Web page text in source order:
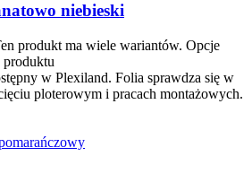
niebieski
produkt ma wiele wariantów. Opcje
produktu
w Plexiland. Folia sprawdza się w
ploterowym i pracach montażowych.